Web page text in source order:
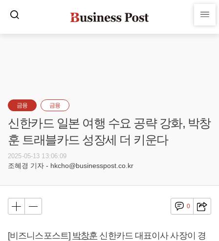
금융 금융
신한카드 일본 여행 수요 공략 강화, 박창
훈 트래블카드 성장세 더 키운다
2025-05-13 13:06:09
조혜경 기자 - hkcho@businesspost.co.kr
0
[비즈니스포스트] 박창훈 신한카드 대표이사 사장이 경